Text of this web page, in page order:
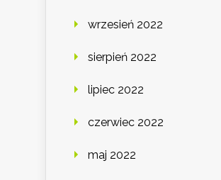
wrzesień 2022
sierpień 2022
lipiec 2022
czerwiec 2022
maj 2022